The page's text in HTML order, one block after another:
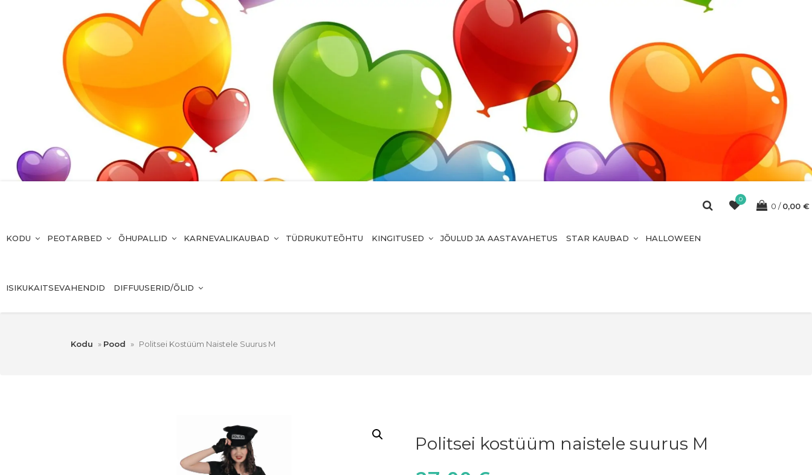
0
0 0,00 €
KODU PEOTARBED ÕHUPALLID KARNEVALIKAUBAD TÜDRUKUTEÕHTU KINGITUSED JÕULUD JA AASTAVAHETUS STAR KAUBAD HALLOWEEN
ISIKUKAITSEVAHENDID DIFFUUSERID/ÕLID
Kodu » Pood » Politsei Kostüüm Naistele Suurus M
Politsei kostüüm naistele suurus M